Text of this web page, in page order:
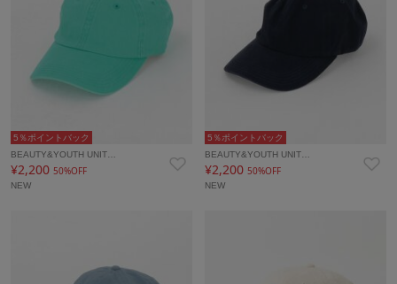
5％ポイントバック
BEAUTY&YOUTH UNIT…
¥2,200 50%OFF
NEW
5％ポイントバック
BEAUTY&YOUTH UNIT…
¥2,200 50%OFF
NEW